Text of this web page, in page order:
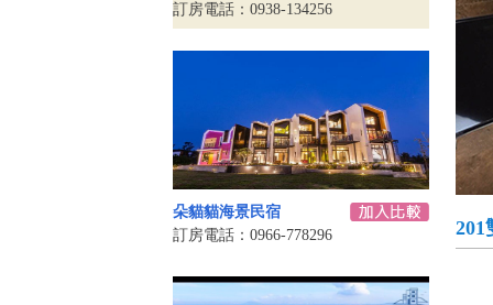
訂房電話：0938-134256
朵貓貓海景民宿
訂房電話：0966-778296
201